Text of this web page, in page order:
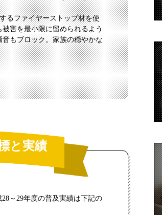
るファイヤーストップ材を使
害を最小限に留められるよう
もブロック。家族の穏やかな
と実績
～29年度の普及実績は下記の